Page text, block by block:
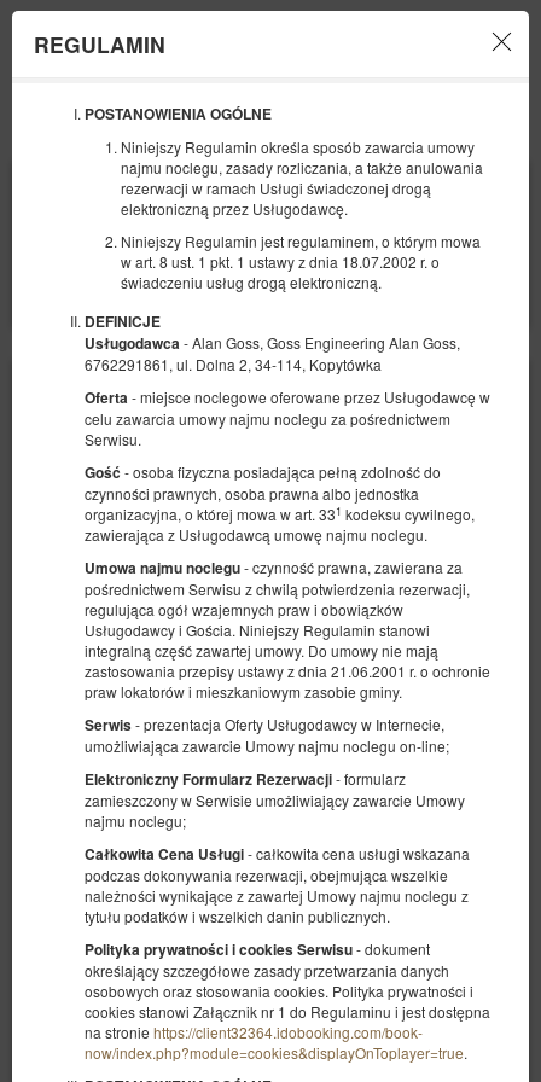
REGULAMIN
POSTANOWIENIA OGÓLNE
Niniejszy Regulamin określa sposób zawarcia umowy
najmu noclegu, zasady rozliczania, a także anulowania
rezerwacji w ramach Usługi świadczonej drogą
elektroniczną przez Usługodawcę.
Niniejszy Regulamin jest regulaminem, o którym mowa
w art. 8 ust. 1 pkt. 1 ustawy z dnia 18.07.2002 r. o
świadczeniu usług drogą elektroniczną.
DEFINICJE
Usługodawca - Alan Goss, Goss Engineering Alan Goss,
6762291861, ul. Dolna 2, 34-114, Kopytówka
Oferta - miejsce noclegowe oferowane przez Usługodawcę w
celu zawarcia umowy najmu noclegu za pośrednictwem
Serwisu.
Gość - osoba fizyczna posiadająca pełną zdolność do
czynności prawnych, osoba prawna albo jednostka
organizacyjna, o której mowa w art. 331 kodeksu cywilnego,
zawierająca z Usługodawcą umowę najmu noclegu.
Umowa najmu noclegu- czynność prawna, zawierana za
pośrednictwem Serwisu z chwilą potwierdzenia rezerwacji,
regulująca ogół wzajemnych praw i obowiązków
Usługodawcy i Gościa. Niniejszy Regulamin stanowi
integralną część zawartej umowy. Do umowy nie mają
zastosowania przepisy ustawy z dnia 21.06.2001 r. o ochronie
praw lokatorów i mieszkaniowym zasobie gminy.
Serwis - prezentacja Oferty Usługodawcy w Internecie,
umożliwiająca zawarcie Umowy najmu noclegu on-line;
Elektroniczny Formularz Rezerwacji- formularz
zamieszczony w Serwisie umożliwiający zawarcie Umowy
najmu noclegu;
Całkowita Cena Usługi- całkowita cena usługi wskazana
podczas dokonywania rezerwacji, obejmująca wszelkie
należności wynikające z zawartej Umowy najmu noclegu z
tytułu podatków i wszelkich danin publicznych.
Polityka prywatności i cookies Serwisu- dokument
określający szczegółowe zasady przetwarzania danych
osobowych oraz stosowania cookies. Polityka prywatności i
cookies stanowi Załącznik nr 1 do Regulaminu i jest dostępna
na stronie https://client32364.idobooking.com/book-
now/index.php?module=cookies&displayOnToplayer=true.
SIERPNIA
KONIEC
11
SIERPNIA
2026
FILTRY
Rubin
Dostępna liczba: 1
6 osób
pow. 30,00 m
1 łóżko podwójne (Double), 1 łóżko podwójne (Double), 2 łóżka
pojedyncze (Single) - do decyzji gościa, 1 sofa rozkładana (Sofa
Bed)
1 400,00 zł
2 osoby / 2 noce
Udostępnij Szczegóły